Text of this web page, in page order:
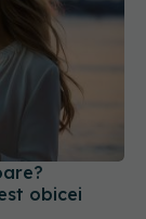
obicei